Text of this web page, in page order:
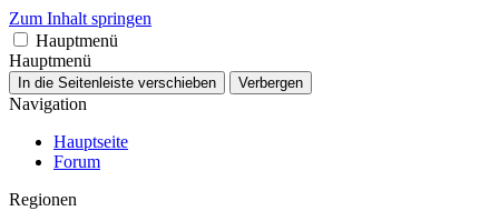
Zum Inhalt springen
Hauptmenü
Hauptmenü
In die Seitenleiste verschieben Verbergen
Navigation
Hauptseite
Forum
Regionen